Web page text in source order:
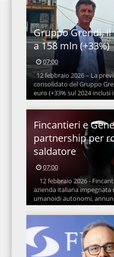
Gruppo Grendi,
a 158 mln (+33%)
07:00
12 febbraio 2026 – La
consolidato del Gruppo
euro (+33% sul 2024 inclusi
Fincantieri e
partnership per
saldatore
07:00
12 febbraio 2026 -
azienda italiana
umanoidi autonomi,